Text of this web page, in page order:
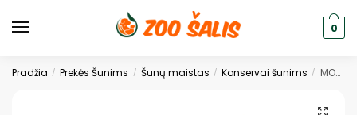
0
Pradžia / Prekės Šunims / Šunų maistas / Konservai šunims / MONGE FRESH PAŠTETAS SU MĖSOS GABALIUKAIS SUAUGUSIEMS ŠUNIMS. SU JAUTIENA.100G